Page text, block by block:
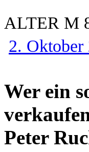
ALTER
2. Oktober
Wer ein
Peter